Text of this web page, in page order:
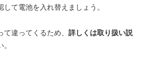
て電池を入れ替えましょう。
違ってくるため、 詳しくは取り扱い説